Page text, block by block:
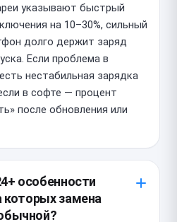
указывают быстрый
на 10–30%, сильный
долго держит заряд
Если проблема в
нестабильная зарядка
в софте — процент
после обновления или
особенности
которых замена